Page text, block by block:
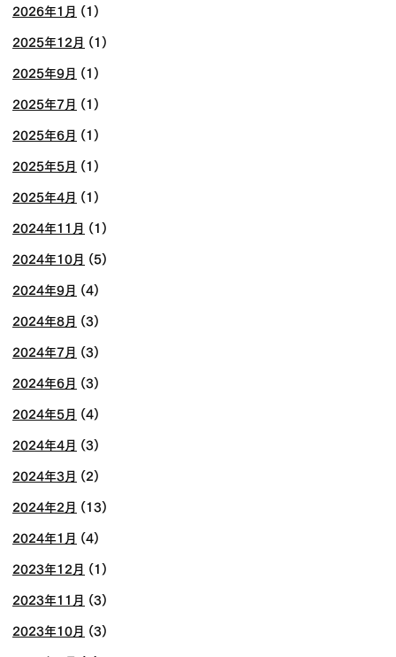
2026年1月 (1)
2025年12月 (1)
2025年9月 (1)
2025年7月 (1)
2025年6月 (1)
2025年5月 (1)
2025年4月 (1)
2024年11月 (1)
2024年10月 (5)
2024年9月 (4)
2024年8月 (3)
2024年7月 (3)
2024年6月 (3)
2024年5月 (4)
2024年4月 (3)
2024年3月 (2)
2024年2月 (13)
2024年1月 (4)
2023年12月 (1)
2023年11月 (3)
2023年10月 (3)